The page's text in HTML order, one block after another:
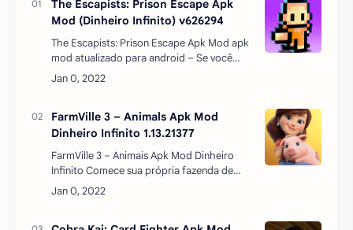
FarmVille 3 – Animais Apk Mod Dinheiro
Infinito Comece sua própria fazenda de
animais, os reproduzindo e construindo um
lugar próspero! Você constrói a fazenda e
então decide…
Cobra Kai: Card Fighter Apk Mod
O jogo de luta é conhecido por seu estilo
acelerado e sempre dá aos jogadores
momentos de suspense e emoção. Mas
poucas pessoas sabem que podem
combiná-lo com o gênero de car…
Empire Warriors offline games Apk